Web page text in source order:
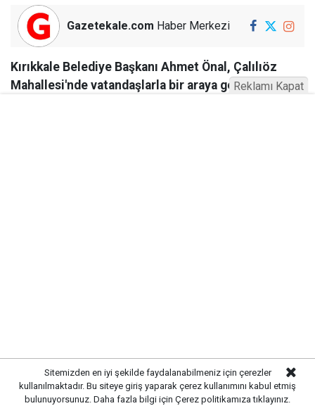
Gazetekale.com Haber Merkezi
Kırıkkale Belediye Başkanı Ahmet Önal, Çalılıöz
Mahallesi'nde vatandaşlarla bir araya gelerek talep
Sitemizden en iyi şekilde faydalanabilmeniz için çerezler
kullanılmaktadır. Bu siteye giriş yaparak çerez kullanımını kabul etmiş
bulunuyorsunuz. Daha fazla bilgi için Çerez politikamıza tıklayınız.
Reklamı Kapat